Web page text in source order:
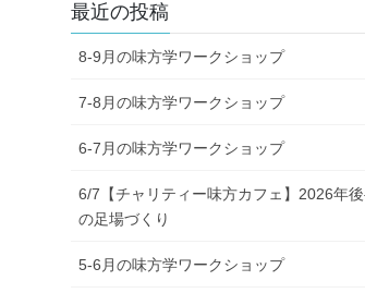
最近の投稿
8-9月の味方学ワークショップ
7-8月の味方学ワークショップ
6-7月の味方学ワークショップ
6/7【チャリティー味方カフェ】2026年
の足場づくり
5-6月の味方学ワークショップ